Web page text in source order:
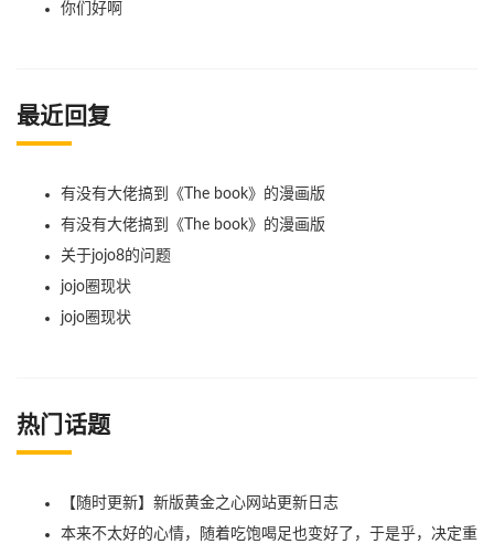
你们好啊
最近回复
有没有大佬搞到《The book》的漫画版
有没有大佬搞到《The book》的漫画版
关于jojo8的问题
jojo圈现状
jojo圈现状
热门话题
【随时更新】新版黄金之心网站更新日志
本来不太好的心情，随着吃饱喝足也变好了，于是乎，决定重